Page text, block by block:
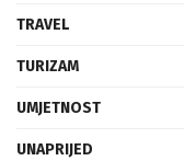
TRAVEL
TURIZAM
UMJETNOST
UNAPRIJED